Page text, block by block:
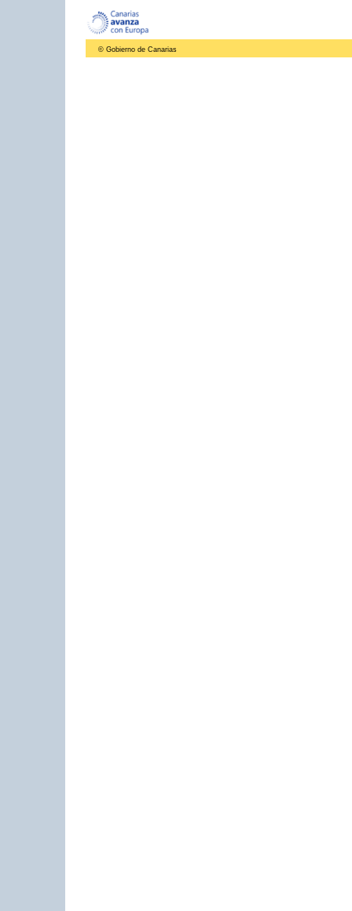
© Gobierno de Canarias